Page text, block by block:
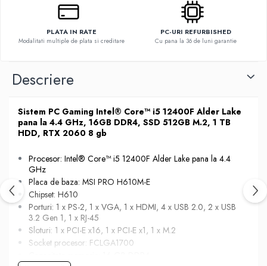
PLATA IN RATE
Modalitati multiple de plata si creditare
PC-URI REFURBISHED
Cu pana la 36 de luni garantie
Descriere
Sistem PC Gaming Intel® Core™ i5 12400F Alder Lake
pana la 4.4 GHz, 16GB DDR4, SSD 512GB M.2, 1 TB
HDD, RTX 2060 8 gb
Procesor: Intel® Core™ i5 12400F Alder Lake pana la 4.4
GHz
Placa de baza: MSI PRO H610M-E
Chipset: H610
Porturi: 1 x PS-2, 1 x VGA, 1 x HDMI, 4 x USB 2.0, 2 x USB
3.2 Gen 1, 1 x RJ-45
Sloturi: 1 x PCI-E x16, 1 x PCI-E x1, 1 x M.2
Socket procesor: FCLGA1700